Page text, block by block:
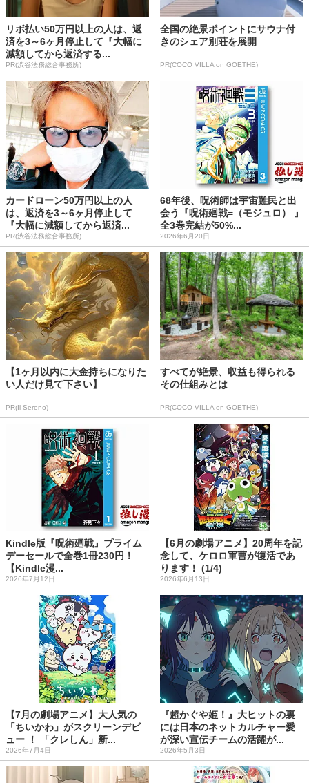
リボ払い50万円以上の人は、返
済を3～6ヶ月停止して『大幅に
減額してから返済する...
PR(渋谷法務総合事務所)
全国の絶景ポイントにサウナ付
きのシェア別荘を展開
PR(COCO VILLA on GOETHE)
カードローン50万円以上の人
は、返済を3～6ヶ月停止して
『大幅に減額してから返済...
PR(渋谷法務総合事務所)
68年後、呪術師は宇宙難民と出
会う『呪術廻戦≡（モジュロ） 』
全3巻完結が50%...
2026年6月20日
【1ヶ月以内に大金持ちになりた
い人だけ見て下さい】
PR(Il Sereno)
すべてが絶景、収益も得られる
その仕組みとは
PR(COCO VILLA on GOETHE)
Kindle版『呪術廻戦』プライム
デーセールで全巻1冊230円！
【Kindle漫...
2026年7月12日
【6月の劇場アニメ】20周年を記
念して、ケロロ軍曹が復活であ
ります！ (1/4)
2026年6月13日
【7月の劇場アニメ】大人気の
「ちいかわ」がスクリーンデビ
ュー ！ 「クレしん」新...
2026年7月4日
『超かぐや姫！』大ヒットの裏
には日本のネットカルチャー愛
が深い宣伝チームの活躍が...
2026年5月3日